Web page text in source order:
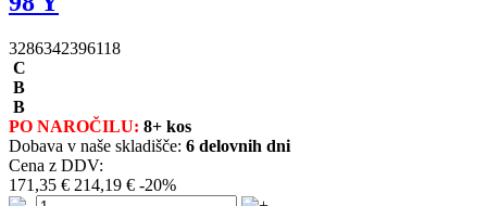
3286342396118
C
B
B
PO NAROČILU: 8+ kos
Dobava v naše skladišče: 6 delovnih dni
Cena z DDV:
171,35 € 214,19 € -20%